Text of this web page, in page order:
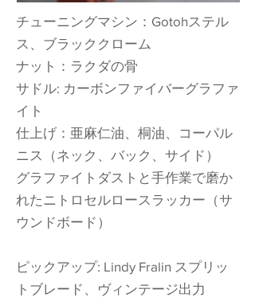
チューニングマシン：Gotohステル
ス、ブラッククローム
ナット：ラクダの骨
サドル: カーボンファイバーグラファ
イト
仕上げ：亜麻仁油、桐油、コーパル
ニス（ネック、バック、サイド）
グラファイトダストと手作業で磨か
れたニトロセルロースラッカー（サ
ウンドボード）
ピックアップ: Lindy Fralin スプリッ
トブレード、ヴィンテージ出力